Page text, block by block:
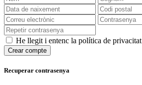
He llegit i entenc la política de privacitat
Crear compte
Recuperar contrasenya